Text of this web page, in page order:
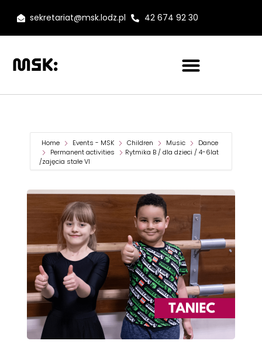
sekretariat@msk.lodz.pl 42 674 92 30
Home Events - MSK Children Music
Dance
Permanent activities
Rytmika B / dla dzieci / 4-6lat
/zajęcia stałe VI